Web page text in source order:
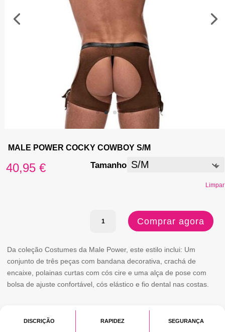
MALE POWER COCKY COWBOY S/M
40,95 € Tamanho
Limpar
Quantidade
MALE
POWER
COCKY
Comprar agora
Da coleção Costumes da Male Power, este estilo inclui: Um
conjunto de três peças com bandana decorativa, crachá de
encaixe, polainas curtas com cós cire e uma alça de pose com
bolsa de ajuste confortável, cós elástico e fio dental nas costas.
DISCRIÇÃO RAPIDEZ SEGURANÇA